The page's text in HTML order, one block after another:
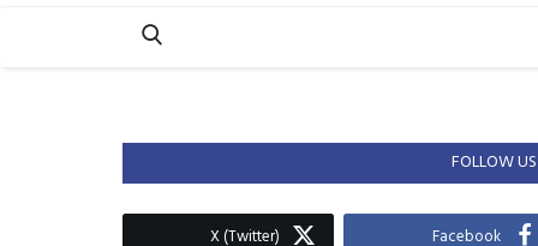
FOLLOW US
Facebook
X (Twitter)